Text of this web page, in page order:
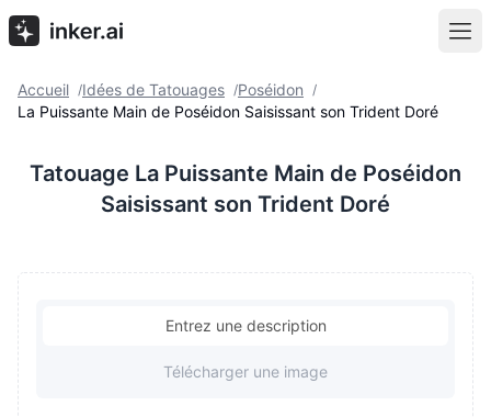
Accueil /Idées de Tatouages /Poséidon /
La Puissante Main de Poséidon Saisissant son Trident Doré
Tatouage La Puissante Main de Poséidon
Saisissant son Trident Doré
Entrez une description
Télécharger une image